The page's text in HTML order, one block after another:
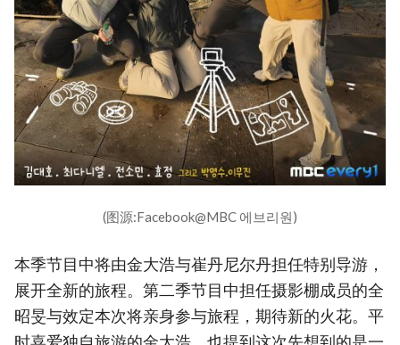
(图源:Facebook@MBC 에브리원)
本季节目中将由金大浩与崔丹尼尔丹担任特别导游，
展开全新的旅程。第二季节目中担任摄影棚成员的全
昭旻与效定本次将亲身参与旅程，期待新的火花。平